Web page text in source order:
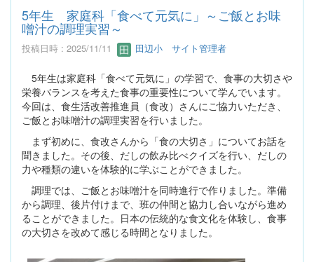
5年生 家庭科「食べて元気に」～ご飯とお味
噌汁の調理実習～
投稿日時 : 2025/11/11 田辺小 サイト管理者
5年生は家庭科「食べて元気に」の学習で、食事の大切さや
栄養バランスを考えた食事の重要性について学んでいます。
今回は、食生活改善推進員（食改）さんにご協力いただき、
ご飯とお味噌汁の調理実習を行いました。
まず初めに、食改さんから「食の大切さ」についてお話を
聞きました。その後、だしの飲み比べクイズを行い、だしの
力や種類の違いを体験的に学ぶことができました。
調理では、ご飯とお味噌汁を同時進行で作りました。準備
から調理、後片付けまで、班の仲間と協力し合いながら進め
ることができました。日本の伝統的な食文化を体験し、食事
の大切さを改めて感じる時間となりました。